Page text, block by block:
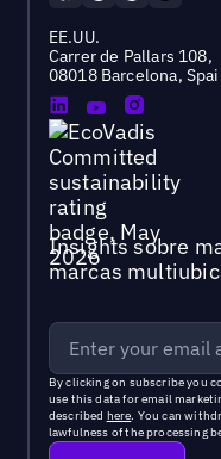
EE.UU.
Carrer de Pallars 108,
08018 Barcelona,
Insights sobre
marcas
By clicking on subscribe you
use this data for email
described here. You can
lawfulness of the processing